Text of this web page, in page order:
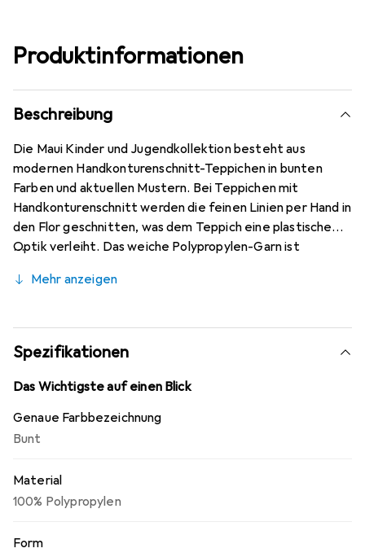
Produktinformationen
Beschreibung
Die Maui Kinder und Jugendkollektion besteht aus
modernen Handkonturenschnitt-Teppichen in bunten
Farben und aktuellen Mustern. Bei Teppichen mit
Handkonturenschnitt werden die feinen Linien per Hand in
den Flor geschnitten, was dem Teppich eine plastische
Optik verleiht. Das weiche Polypropylen-Garn ist
alle Maui Kids Teppiche schadstoffgeprüft nach Öko-Tex
erfolgt in einem nach BSCI (Business Social Compliance
Initiative) zertifizierten Betrieb.
Mehr anzeigen
Spezifikationen
Das Wichtigste auf einen Blick
Genaue Farbbezeichnung
Bunt
Material
100% Polypropylen
Form